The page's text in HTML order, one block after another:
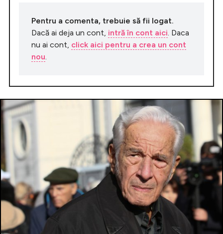
Pentru a comenta, trebuie să fii logat.
Dacă ai deja un cont, intră în cont aici . Daca
nu ai cont, click aici pentru a crea un cont
nou